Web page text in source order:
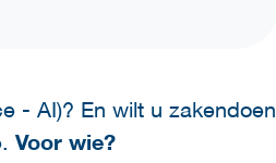
- AI)? En wilt u zakendoen
Voor wie?